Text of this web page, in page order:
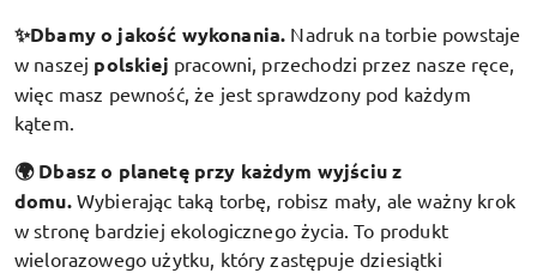
✨Dbamy o jakość wykonania. Nadruk na torbie powstaje
w naszej polskiej pracowni, przechodzi przez nasze ręce,
więc masz pewność, że jest sprawdzony pod każdym
kątem.
🌍 Dbasz o planetę przy każdym wyjściu z
domu. Wybierając taką torbę, robisz mały, ale ważny krok
w stronę bardziej ekologicznego życia. To produkt
wielorazowego użytku, który zastępuje dziesiątki